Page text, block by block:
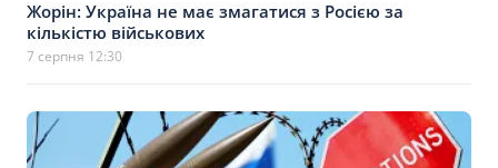
Жорін: Україна не має змагатися з Росією за
кількістю військових
7 серпня 12:30